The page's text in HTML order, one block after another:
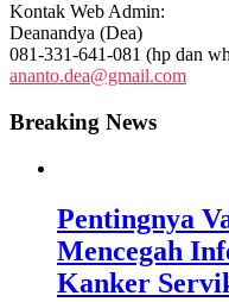
Kontak Web Admin:
Deanandya (Dea)
081-331-641-081 (hp dan
ananto.dea@gmail.com
Breaking News
Pentingnya
Mencegah
Kanker